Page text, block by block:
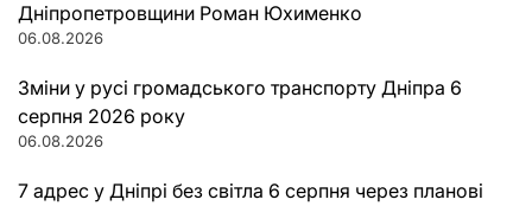
Дніпропетровщини Роман Юхименко
06.08.2026
Зміни у русі громадського транспорту Дніпра 6
серпня 2026 року
06.08.2026
7 адрес у Дніпрі без світла 6 серпня через планові